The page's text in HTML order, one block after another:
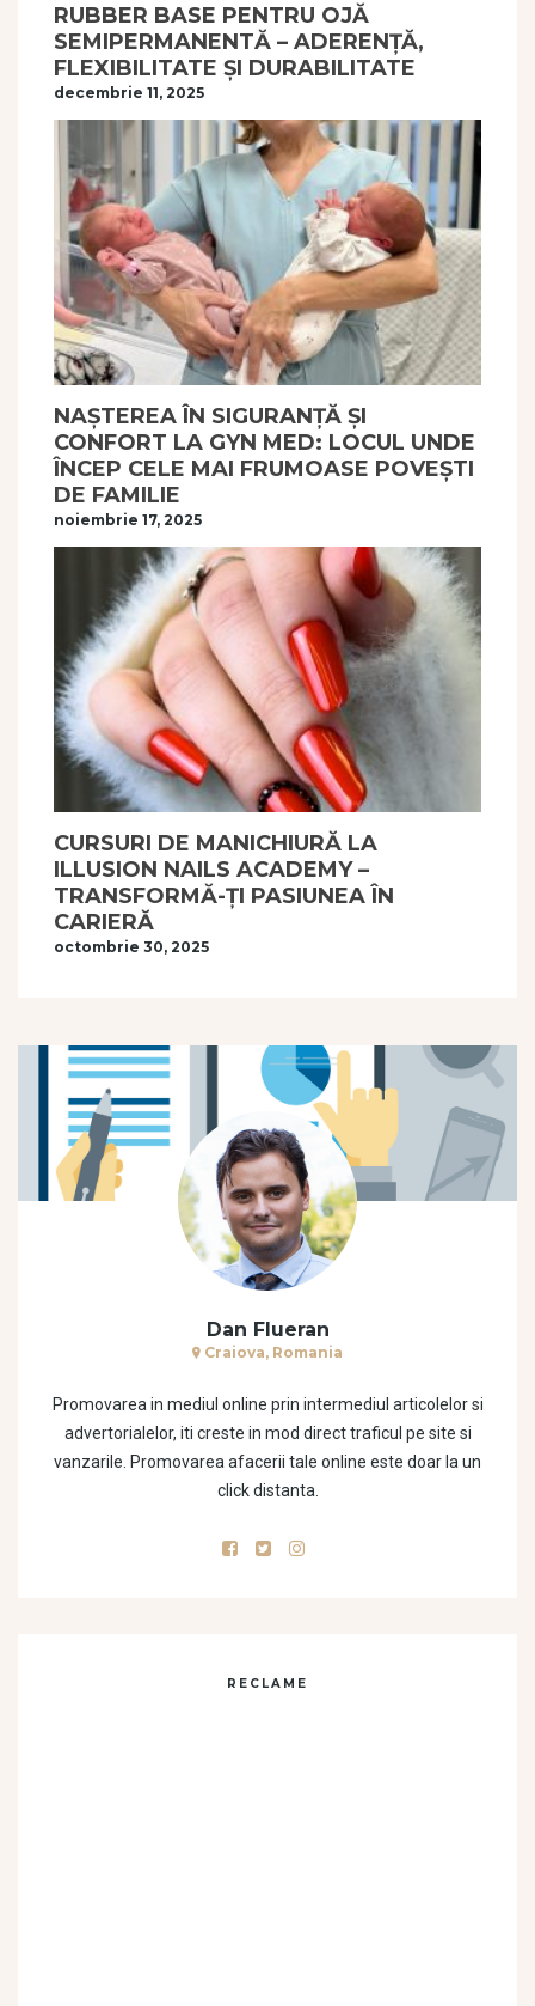
RUBBER BASE PENTRU OJĂ
SEMIPERMANENTĂ – ADERENȚĂ,
FLEXIBILITATE ȘI DURABILITATE
decembrie 11, 2025
NAȘTEREA ÎN SIGURANȚĂ ȘI
CONFORT LA GYN MED: LOCUL UNDE
ÎNCEP CELE MAI FRUMOASE POVEȘTI
DE FAMILIE
noiembrie 17, 2025
CURSURI DE MANICHIURĂ LA
ILLUSION NAILS ACADEMY –
TRANSFORMĂ-ȚI PASIUNEA ÎN
CARIERĂ
octombrie 30, 2025
Dan Flueran
Craiova, Romania
Promovarea in mediul online prin intermediul articolelor si
advertorialelor, iti creste in mod direct traficul pe site si
vanzarile. Promovarea afacerii tale online este doar la un
click distanta.
RECLAME